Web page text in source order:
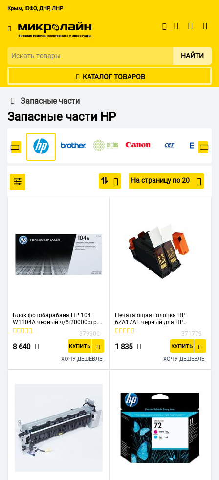
Крым, ЮФО, ДНР, ЛНР
НАЙТИ
КАТАЛОГ ТОВАРОВ
Запасные части
Запасные части HP
На страницу по 20
Блок фотобарабана HP 104
W1104A черный ч/б:20000стр.
для HP Neverstop Laser
1000a/1000w/1200a/1200w HP
379906
8 640 КУПИТЬ
ХОЧУ ДЕШЕВЛЕ!
Печатающая головка HP
6ZA17AE черный для HP
SmartTank 500/600
SmartTankPlus 550/570/650371779
1 835 КУПИТЬ
ХОЧУ ДЕШЕВЛЕ!